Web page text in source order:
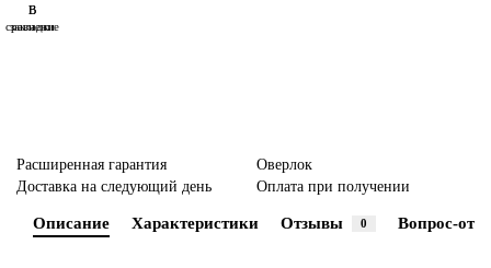
В
закладки
В
сравнение
Расширенная гарантия
Оверлок
Доставка на следующий день
Оплата при получении
Описание Характеристики Отзывы 0 Вопрос-